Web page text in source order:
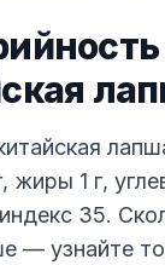
жиры 1 г,
35.
— узнайте